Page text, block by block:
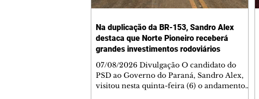
Na duplicação da BR-153, Sandro Alex
destaca que Norte Pioneiro receberá
grandes investimentos rodoviários
07/08/2026 Divulgação O candidato do
PSD ao Governo do Paraná, Sandro Alex,
visitou nesta quinta-feira (6) o andamento